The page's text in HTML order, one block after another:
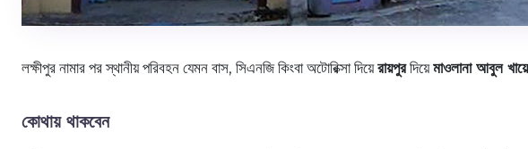
লক্ষীপুর নামার পর স্থানীয় পরিবহন যেমন বাস, সিএনজি কিংবা অটোরিক্সা দিয়েরায়পুরদিয়েমাওলানা আবুল
কোথায় থাকবেন